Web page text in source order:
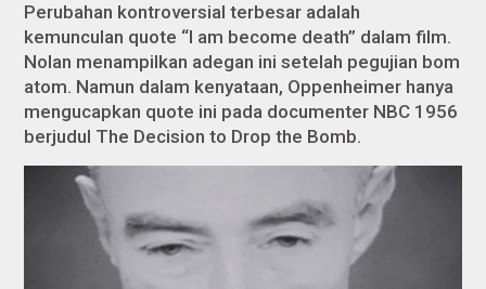
Perubahan kontroversial terbesar adalah
kemunculan quote “I am become death” dalam film.
Nolan menampilkan adegan ini setelah pegujian bom
atom. Namun dalam kenyataan, Oppenheimer hanya
mengucapkan quote ini pada documenter NBC 1956
berjudul The Decision to Drop the Bomb.